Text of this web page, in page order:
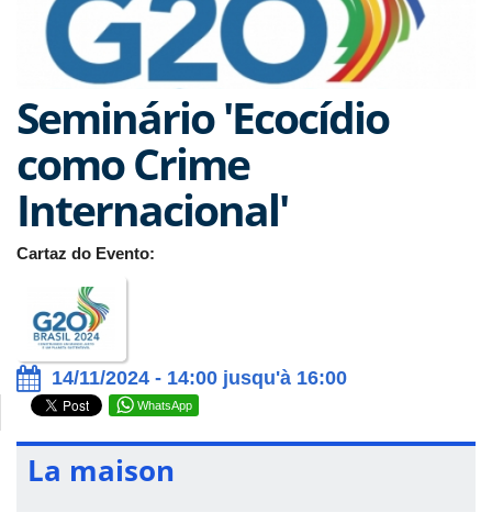
Seminário 'Ecocídio
como Crime
Internacional'
Cartaz do Evento:
14/11/2024 - 14:00 jusqu'à 16:00
WhatsApp
La maison